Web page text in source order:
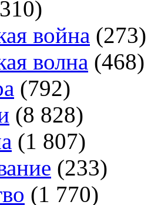
война (273)
волна (468)
(792)
(8 828)
(1 807)
(233)
(1 770)